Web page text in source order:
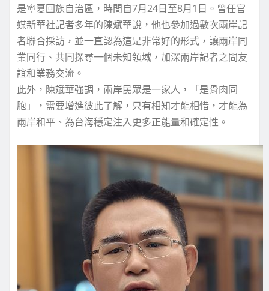
是寧夏回族自治區，時間自7月24日至8月1日。曾任官
媒新華社記者多年的陳斌華說，他也參加過數次兩岸記
者聯合採訪，並一直認為這是非常好的形式，讓兩岸同
業同行、共同探尋一個未知領域，加深兩岸記者之間友
誼和業務交流。
此外，陳斌華強調，兩岸民眾是一家人，「是骨肉同
胞」，需要增進彼此了解，只有相知才能相惜，才能為
兩岸和平、為台海穩定注入更多正能量和確定性。